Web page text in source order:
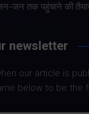
जन तक पहुंचाने की
newsletter
our article is
below to be the